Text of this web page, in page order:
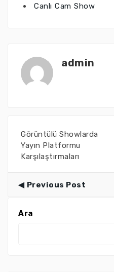
Canlı Cam Show
admin
Görüntülü Showlarda
Yayın Platformu
Karşılaştırmaları
Previous Post
Ara